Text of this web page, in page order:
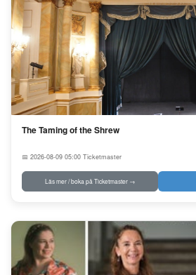
The Taming of the Shrew
📅 2026-08-09 05:00 Ticketmaster
Läs mer / boka på Ticketmaster →